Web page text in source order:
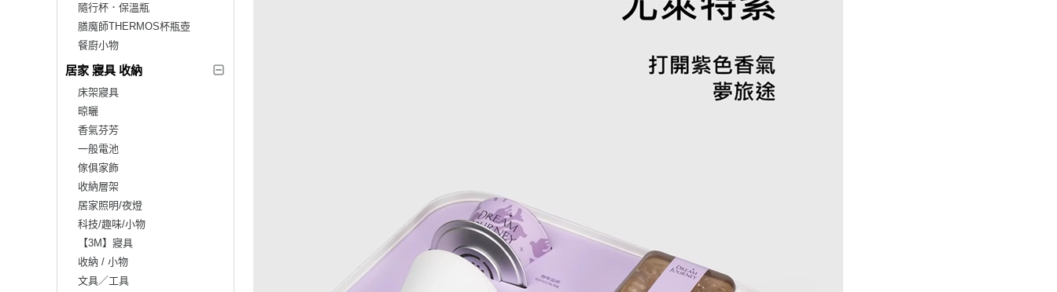
隨行杯．保溫瓶
膳魔師THERMOS杯瓶壺
餐廚小物
居家 寢具 收納
床架寢具
晾曬
香氣芬芳
一般電池
傢俱家飾
收納層架
居家照明/夜燈
科技/趣味/小物
【3M】寢具
收納 / 小物
文具／工具